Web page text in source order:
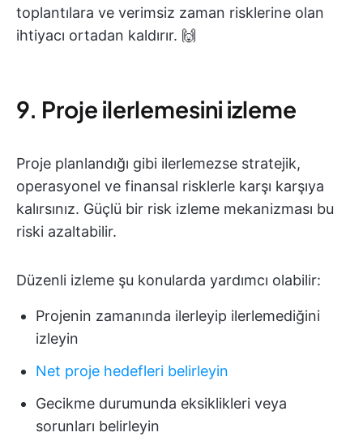
toplantılara ve verimsiz zaman risklerine olan
ihtiyacı ortadan kaldırır. 🙌
9. Proje ilerlemesini izleme
Proje planlandığı gibi ilerlemezse stratejik,
operasyonel ve finansal risklerle karşı karşıya
kalırsınız. Güçlü bir risk izleme mekanizması bu
riski azaltabilir.
Düzenli izleme şu konularda yardımcı olabilir:
Projenin zamanında ilerleyip ilerlemediğini
izleyin
Net proje hedefleri belirleyin
Gecikme durumunda eksiklikleri veya
sorunları belirleyin